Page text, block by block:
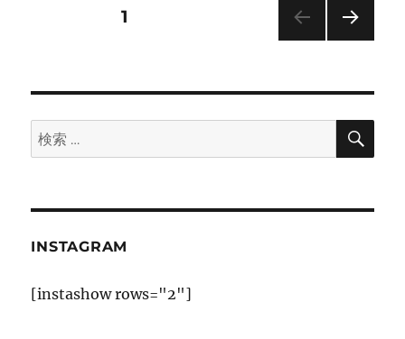
の
ペ
ジ
送
固定ページ1
検
索:
検
INSTAGRAM
[instashow rows="2"]